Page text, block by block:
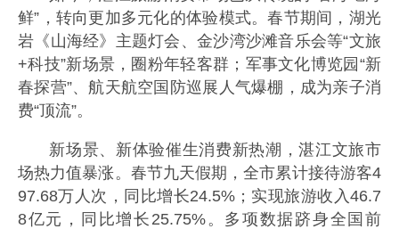
鲜”，转向更加多元化的体验模式。春节期间，湖光
岩《山海经》主题灯会、金沙湾沙滩音乐会等“文旅
+科技”新场景，圈粉年轻客群；军事文化博览园“新
春探营”、航天航空国防巡展人气爆棚，成为亲子消
费“顶流”。
新场景、新体验催生消费新热潮，湛江文旅市
场热力值暴涨。春节九天假期，全市累计接待游客4
97.68万人次，同比增长24.5%；实现旅游收入46.7
8亿元，同比增长25.75%。多项数据跻身全国前